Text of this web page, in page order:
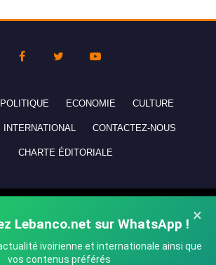
×
Lebanco.net sur WhatsApp !
ivoirienne et internationale ainsi que
vos contenus préférés
POLITIQUE ECONOMIE CULTURE
INTERNATIONAL CONTACTEZ-NOUS
CHARTE ÉDITORIALE
réservés - All rights reserved.